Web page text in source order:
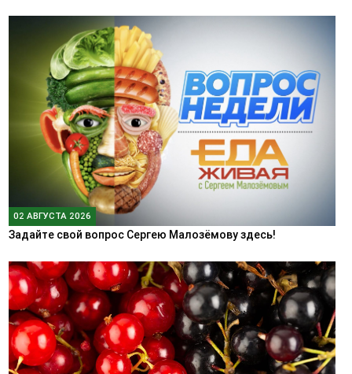
02 АВГУСТА 2026
Задайте свой вопрос Сергею Малозёмову здесь!